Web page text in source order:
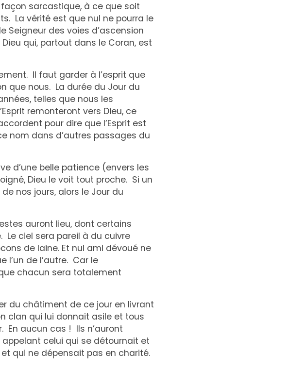
sarcastique, à ce que soit
La vérité est que nul ne pourra le
Seigneur des voies d’ascension
qui, partout dans le Coran, est
Il faut garder à l’esprit que
que nous. La durée du Jour du
telles que nous les
remonteront vers Dieu, ce
pour dire que l’Esprit est
nom dans d’autres passages du
d’une belle patience (envers les
Dieu le voit tout proche. Si un
nos jours, alors le Jour du
auront lieu, dont certains
ciel sera pareil à du cuivre
de laine. Et nul ami dévoué ne
l’un de l’autre. Car le
chacun sera totalement
du châtiment de ce jour en livrant
clan qui lui donnait asile et tous
En aucun cas ! Ils n’auront
appelant celui qui se détournait et
qui ne dépensait pas en charité.